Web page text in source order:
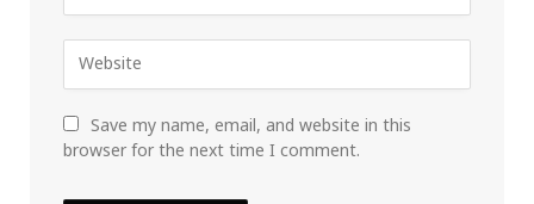
Save my name, email, and website in this
browser for the next time I comment.